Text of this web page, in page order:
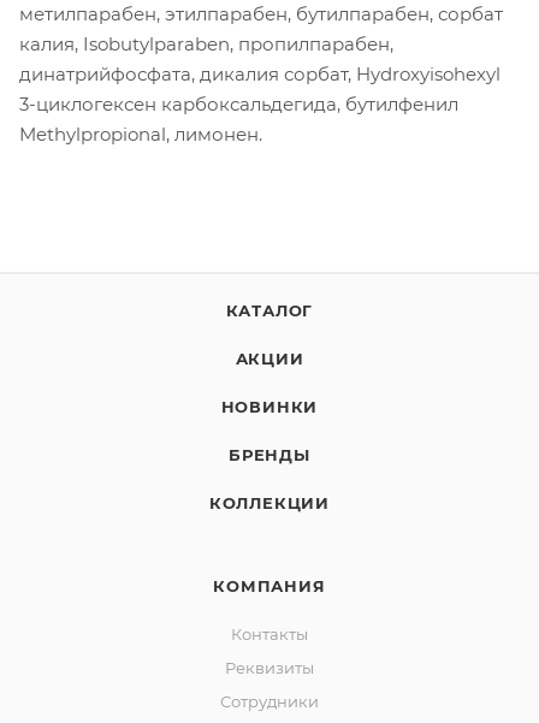
метилпарабен, этилпарабен, бутилпарабен, сорбат
калия, Isobutylparaben, пропилпарабен,
динатрийфосфата, дикалия сорбат, Hydroxyisohexyl
3-циклогексен карбоксальдегида, бутилфенил
Methylpropional, лимонен.
КАТАЛОГ
АКЦИИ
НОВИНКИ
БРЕНДЫ
КОЛЛЕКЦИИ
КОМПАНИЯ
Контакты
Реквизиты
Сотрудники